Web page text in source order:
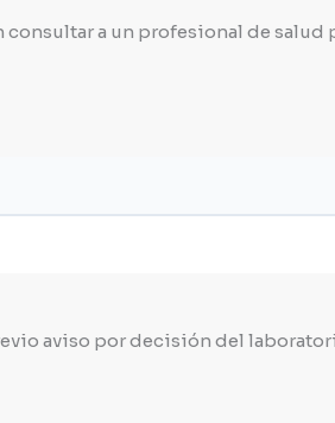
a un profesional de salud
aviso por decisión del